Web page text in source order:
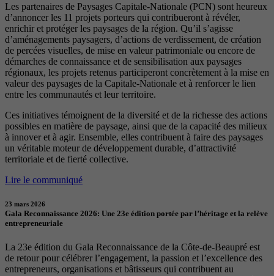
Les partenaires de Paysages Capitale-Nationale (PCN) sont heureux
d’annoncer les 11 projets porteurs qui contribueront à révéler,
enrichir et protéger les paysages de la région. Qu’il s’agisse
d’aménagements paysagers, d’actions de verdissement, de création
de percées visuelles, de mise en valeur patrimoniale ou encore de
démarches de connaissance et de sensibilisation aux paysages
régionaux, les projets retenus participeront concrètement à la mise en
valeur des paysages de la Capitale-Nationale et à renforcer le lien
entre les communautés et leur territoire.
Ces initiatives témoignent de la diversité et de la richesse des actions
possibles en matière de paysage, ainsi que de la capacité des milieux
à innover et à agir. Ensemble, elles contribuent à faire des paysages
un véritable moteur de développement durable, d’attractivité
territoriale et de fierté collective.
Lire le communiqué
23 mars 2026
Gala Reconnaissance 2026: Une 23e édition portée par l’héritage et la relève
entrepreneuriale
La 23e édition du Gala Reconnaissance de la Côte-de-Beaupré est
de retour pour célébrer l’engagement, la passion et l’excellence des
entrepreneurs, organisations et bâtisseurs qui contribuent au